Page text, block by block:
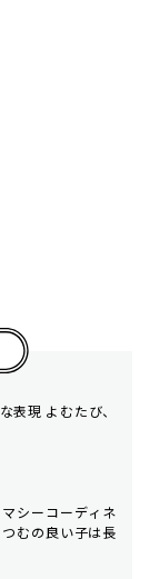
現 よむたび、
シーコーディネ
むの良い子は長